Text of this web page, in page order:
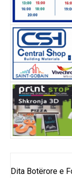
Dita Botërore e